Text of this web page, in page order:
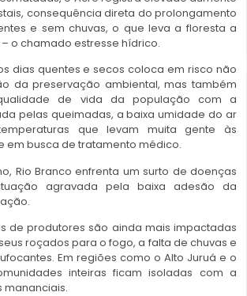
consequência direta do prolongamento
e sem chuvas, o que leva a floresta a
o chamado estresse hídrico.
dias quentes e secos coloca em risco não
da preservação ambiental, mas também
de vida da população com a
pelas queimadas, a baixa umidade do ar
que levam muita gente às
em busca de tratamento médico.
Rio Branco enfrenta um surto de doenças
agravada pela baixa adesão da
de produtores são ainda mais impactadas
roçados para o fogo, a falta de chuvas e
Em regiões como o Alto Juruá e o
inteiras ficam isoladas com a
mananciais.